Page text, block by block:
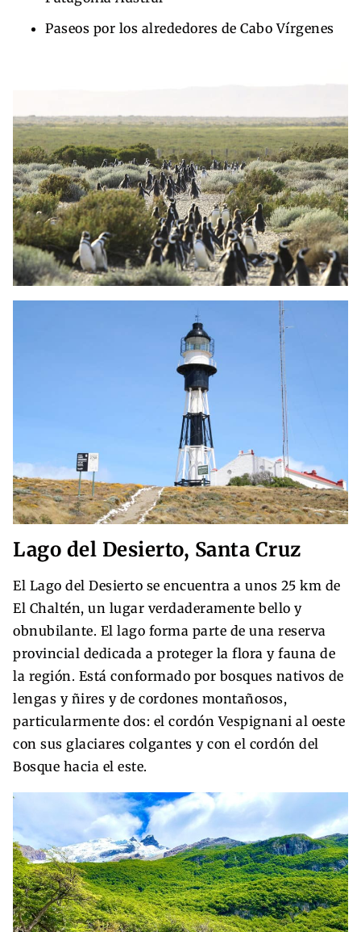
Paseos por los alrededores de Cabo Vírgenes
Lago del Desierto, Santa Cruz
El Lago del Desierto se encuentra a unos 25 km de
El Chaltén, un lugar verdaderamente bello y
obnubilante. El lago forma parte de una reserva
provincial dedicada a proteger la flora y fauna de
la región. Está conformado por bosques nativos de
lengas y ñires y de cordones montañosos,
particularmente dos: el cordón Vespignani al oeste
con sus glaciares colgantes y con el cordón del
Bosque hacia el este.